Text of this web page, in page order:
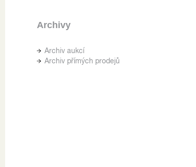
Archivy
Archiv aukcí
Archiv přímých prodejů